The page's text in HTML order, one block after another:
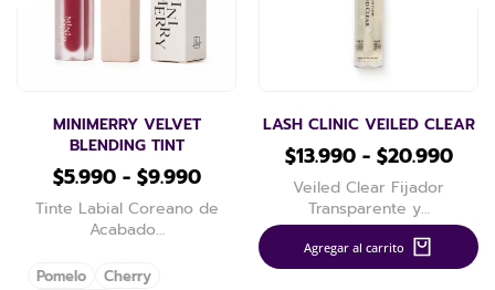
Pomelo
Cherry
MINIMERRY VELVET
BLENDING TINT
$5.990 - $9.990
Tinte Labial Coreano de
Acabado…
LASH CLINIC VEILED CLEAR
$13.990 - $20.990
Veiled Clear Fijador
Transparente y…
Agregar al carrito